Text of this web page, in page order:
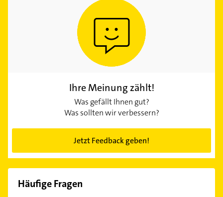
Ihre Meinung zählt!
Was gefällt Ihnen gut?
Was sollten wir verbessern?
Jetzt Feedback geben!
Häufige Fragen